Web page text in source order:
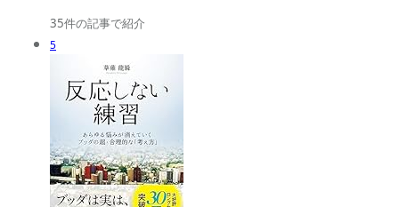
35件の記事で紹介
5